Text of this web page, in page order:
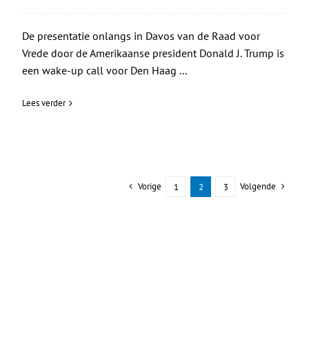
De presentatie onlangs in Davos van de Raad voor
Vrede door de Amerikaanse president Donald J. Trump is
een wake-up call voor Den Haag ...
Lees verder
Vorige 1 2 3 Volgende